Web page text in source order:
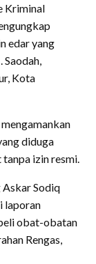
Kriminal
edar yang
Kota
diduga
izin resmi.
Sodiq
laporan
obat-obatan
Rengas,